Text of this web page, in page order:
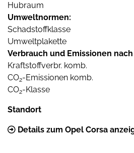
Hubraum
Umweltnormen:
Schadstoffklasse
Umweltplakette
Verbrauch und Emissionen nach
Kraftstoffverbr. komb.
CO2-Emissionen komb.
CO2-Klasse
Standort
Details zum Opel Corsa